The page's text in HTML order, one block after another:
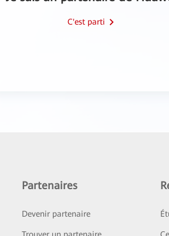
C'est parti
Partenaires
Devenir partenaire
Trouver un partenaire